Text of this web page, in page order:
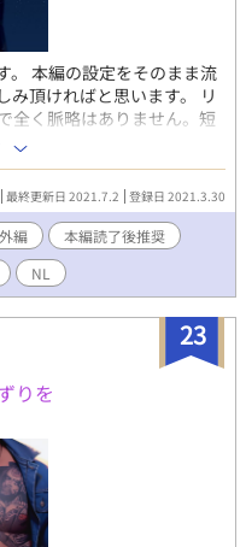
。 本編の設定をそのまま流
み頂ければと思います。 リ
全く脈略はありません。短
幸いでございます。 皆様、
ざいます。 【リクエスト募
メッセージ、質問箱にてお
、参考として定期的に最新
もOK ・シチュエーショ
：萩森じあ様
した。本当にありがとう
最終更新日 2021.7.2 登録日 2021.3.30
編
本編読了後推奨
NL
23
りを